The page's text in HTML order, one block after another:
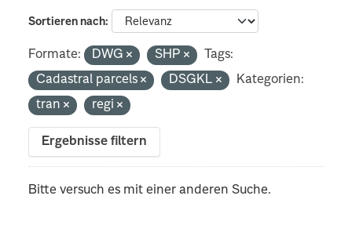
Sortieren nach
Formate: DWG SHP
Tags:
Cadastral parcels
DSGKL
Kategorien:
tran
regi
Ergebnisse filtern
Bitte versuch es mit einer anderen Suche.